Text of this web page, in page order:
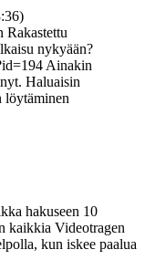
Rakastettu
nykyään?
Ainakin
Haluaisin
löytäminen
hakuseen 10
kaikkia Videotragen
kun iskee paalua